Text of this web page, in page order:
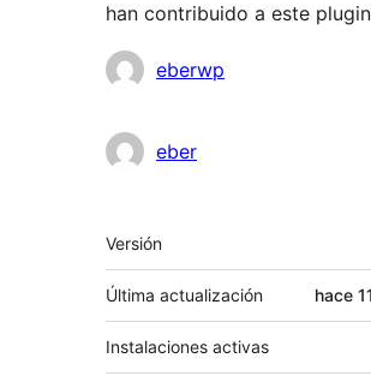
han contribuido a este
Colaboradores
eberwp
eber
Meta
Versión
Última actualización hace
Instalaciones activas